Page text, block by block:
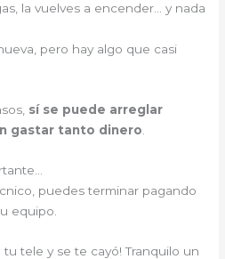
la vuelves a encender… y nada
pero hay algo que casi
sí se puede arreglar
gastar tanto dinero
puedes terminar pagando
equipo.
tu tele y se te cayó! Tranquilo un